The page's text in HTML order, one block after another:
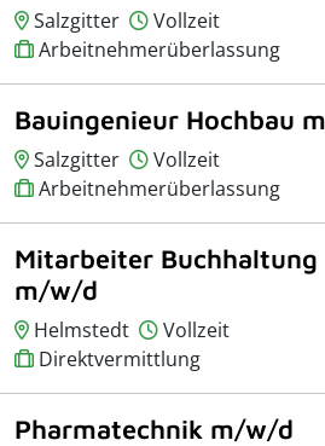
Salzgitter
Vollzeit
Arbeitnehmerüberlassung
Bauingenieur Hochbau
Salzgitter
Vollzeit
Arbeitnehmerüberlassung
Mitarbeiter Buchhaltung
m/w/d
Helmstedt
Vollzeit
Direktvermittlung
Pharmatechnik m/w/d